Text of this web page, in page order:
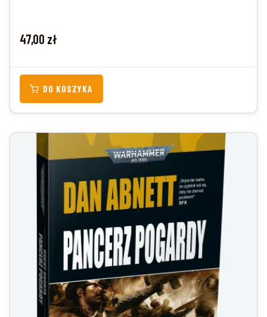
Cena
47,00 zł
DO KOSZYKA